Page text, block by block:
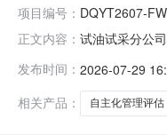
项目编号： DQYT2607-
正文内容： 试油试采分公
自主化管理评
发布时间： 2026-07-29
相关产品：
自主化管理评估